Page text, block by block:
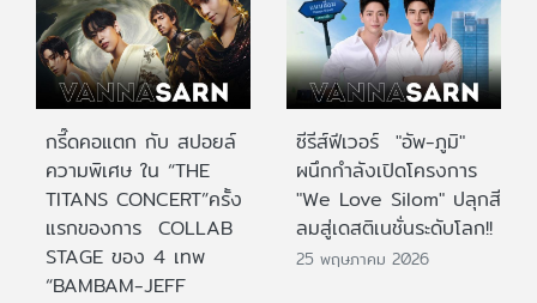
กรี๊ดคอแตก กับ สปอยล์
ความพิเศษ ใน “THE
TITANS CONCERT”ครั้ง
แรกของการ COLLAB
STAGE ของ 4 เทพ
“BAMBAM-JEFF
ซีรีส์ฟีเวอร์ "อัพ-ภูมิ"
ผนึกกำลังเปิดโครงการ
"We Love Silom" ปลุกสี
ลมสู่เดสติเนชั่นระดับโลก!!
25 พฤษภาคม 2026